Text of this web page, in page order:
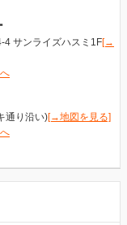
4 サンライズハスミ1F[→
通り沿い)[→地図を見る]